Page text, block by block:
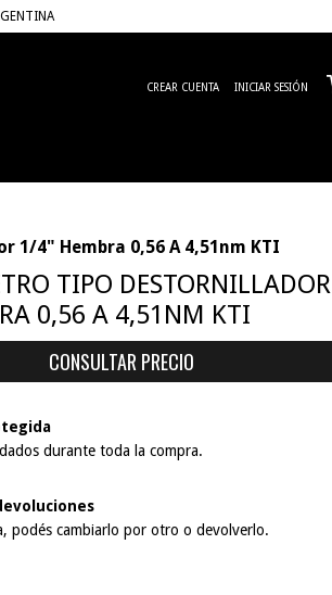
CREAR CUENTA INICIAR SESIÓN
4" Hembra 0,56 A 4,51nm KTI
TIPO DESTORNILLADOR
0,56 A 4,51NM KTI
durante toda la compra.
podés cambiarlo por otro o devolverlo.